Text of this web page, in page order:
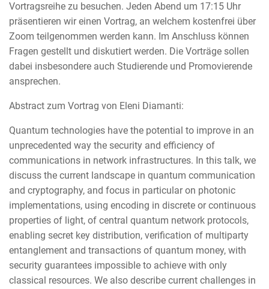
Vortragsreihe zu besuchen. Jeden Abend um 17:15 Uhr
präsentieren wir einen Vortrag, an welchem kostenfrei über
Zoom teilgenommen werden kann. Im Anschluss können
Fragen gestellt und diskutiert werden. Die Vorträge sollen
dabei insbesondere auch Studierende und Promovierende
ansprechen.
Abstract zum Vortrag von Eleni Diamanti:
Quantum technologies have the potential to improve in an
unprecedented way the security and efficiency of
communications in network infrastructures. In this talk, we
discuss the current landscape in quantum communication
and cryptography, and focus in particular on photonic
implementations, using encoding in discrete or continuous
properties of light, of central quantum network protocols,
enabling secret key distribution, verification of multiparty
entanglement and transactions of quantum money, with
security guarantees impossible to achieve with only
classical resources. We also describe current challenges in